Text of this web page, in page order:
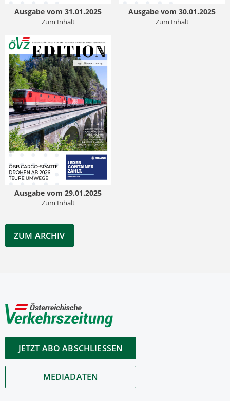
Ausgabe vom 31.01.2025
Zum Inhalt
Ausgabe vom 30.01.2025
Zum Inhalt
Ausgabe vom 29.01.2025
Zum Inhalt
ZUM ARCHIV
JETZT ABO ABSCHLIESSEN
MEDIADATEN